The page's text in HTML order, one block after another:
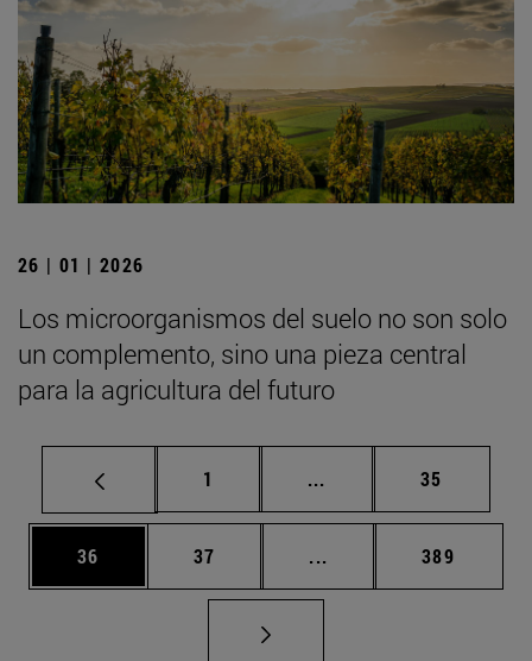
26 | 01 | 2026
Los microorganismos del suelo no son solo
un complemento, sino una pieza central
para la agricultura del futuro
Página
1 ... Páginas intermedias
Página
35
Página
36 Página
37 ... Páginas intermedias
Página
389